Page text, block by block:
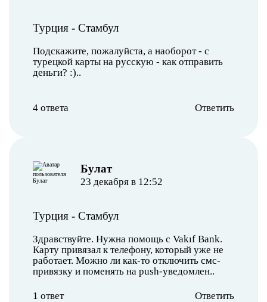
Турция - Стамбул
Подскажите, пожалуйста, а наоборот - с
турецкой карты на русскую - как отправить
деньги? :)..
4 ответа Ответить
Булат
23 декабря в 12:52
Турция - Стамбул
Здравствуйте. Нужна помощь с Vakıf Bank.
Карту привязал к телефону, который уже не
работает. Можно ли как-то отключить смс-
привязку и поменять на push-уведомлен..
1 ответ Ответить